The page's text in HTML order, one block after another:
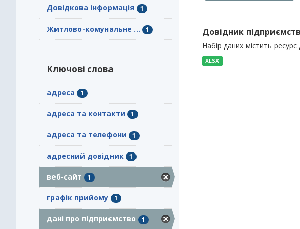
Довідкова інформація 1
Житлово-комунальне ... 1
Ключові слова
адреса 1
адреса та контакти 1
адреса та телефони 1
адресний довідник 1
веб-сайт 1
графік прийому 1
дані про підприємство 1
Довідник
Набір даних містить
XLSX